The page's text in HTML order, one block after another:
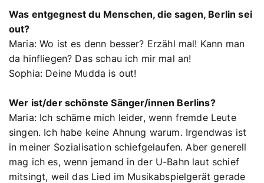
Was entgegnest du Menschen, die sagen, Berlin sei
out?
Maria: Wo ist es denn besser? Erzähl mal! Kann man
da hinfliegen? Das schau ich mir mal an!
Sophia: Deine Mudda is out!
Wer ist/der schönste Sänger/innen Berlins?
Maria: Ich schäme mich leider, wenn fremde Leute
singen. Ich habe keine Ahnung warum. Irgendwas ist
in meiner Sozialisation schiefgelaufen. Aber generell
mag ich es, wenn jemand in der U-Bahn laut schief
mitsingt, weil das Lied im Musikabspielgerät gerade